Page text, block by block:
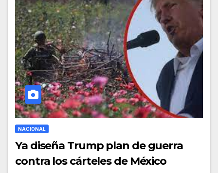
NACIONAL
Ya diseña Trump plan de guerra
contra los cárteles de México